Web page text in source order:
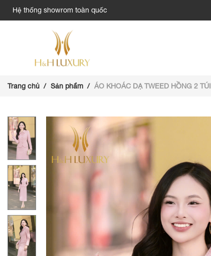
Hệ thống showrom toàn quốc
Trang chủ Sản phẩm ÁO KHOÁC DẠ TWEED HỒNG 2 TÚI